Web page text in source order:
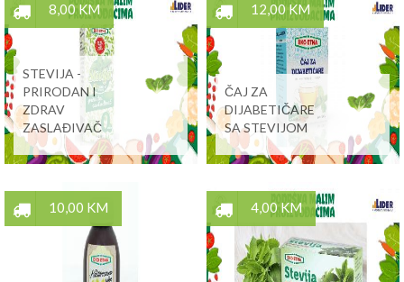
8,00 KM
STEVIJA -
PRIRODAN I
ZDRAV
ZASLAĐIVAČ
12,00 KM
ČAJ ZA
DIJABETIČARE
SA STEVIJOM
10,00 KM 4,00 KM